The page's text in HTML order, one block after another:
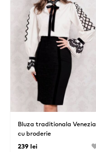
Bluza traditionala Venezia
cu broderie
239 lei